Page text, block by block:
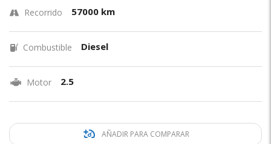
Recorrido 57000 km
Combustible Diesel
Motor 2.5
AÑADIR PARA COMPARAR